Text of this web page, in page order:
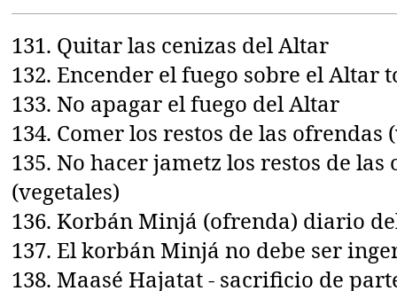
131. Quitar las cenizas del Altar
132. Encender el fuego sobre el Altar
133. No apagar el fuego del Altar
134. Comer los restos de las ofrendas
135. No hacer jametz los restos de las
(vegetales)
136. Korbán Minjá (ofrenda) diario
137. El korbán Minjá no debe ser
138. Maasé Hajatat - sacrificio de